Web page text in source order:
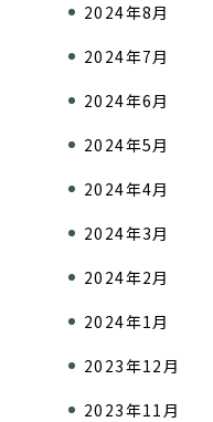
2024年8月
2024年7月
2024年6月
2024年5月
2024年4月
2024年3月
2024年2月
2024年1月
2023年12月
2023年11月